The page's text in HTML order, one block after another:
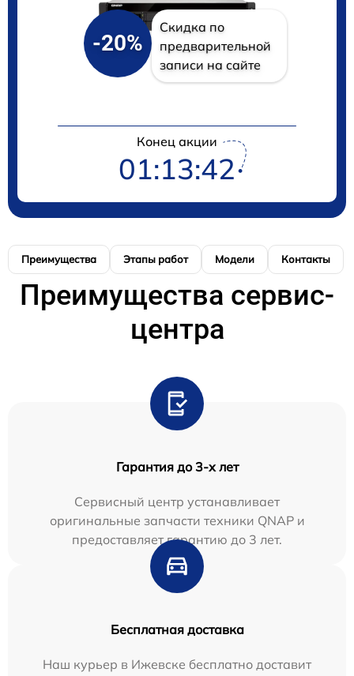
-20%
Скидка по
предварительной
записи на сайте
Конец акции
01:13:41
Преимущества Этапы работ Модели Контакты
Преимущества сервис-
центра
Гарантия до 3-х лет
Сервисный центр устанавливает
оригинальные запчасти техники QNAP и
предоставляет гарантию до 3 лет.
Бесплатная доставка
Наш курьер в Ижевске бесплатно доставит